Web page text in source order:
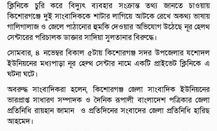
ক্লিনিকে চুরি করে বিদ্যুৎ ব্যবহার সংক্রান্ত তথ্য জানতে চাওয়ায়
কিশোরগঞ্জে দুই সাংবাদিককে শাটার লাগিয়ে আটকে রেখে অকথ্য ভাষায়
গালিগালাজ ও জেলে পাঠানোর হুমকি দেওয়ার অভিযোগ উঠেছে নূর হেলথ
সেন্টারের পরিচালক ডাক্তার সাদিয়া সুলতানার বিরুদ্ধে।
সোমবার, ৪ নভেম্বর বিকাল ৫টায় কিশোরগঞ্জ সদর উপজেলার যশোদল
ইউনিয়নের মধ্যপাড়া নূর হেল্থ সেন্টার নামে একটি প্রাইভেট ক্লিনিকে এ
ঘটনা ঘটে।
অবরুদ্ধ সাংবাদিকরা হলেন, কিশোরগঞ্জ জেলা সাংবাদিক ইউনিয়নের
ভারপ্রাপ্ত সাধারণ সম্পাদক ও দৈনিক রূপালী বাংলাদেশ পত্রিকার জেলা
প্রতিনিধি রায়হান জামান ও প্রতিদিনের সংবাদের জেলা প্রতিনিধি হারিছ
আহমেদ।